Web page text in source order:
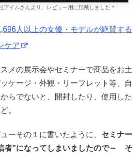
アイムさんより、レビュー用に頂戴しました＊
人以上の女優・モデルが絶賛する
ケア
メの展示会やセミナーで商品をお土
ケージ・外観・リーフレット等、自
らでないと、開封したり、使用した
。
ーその１に書いたように、 セミナー
者”になってしまいましたので～ そ